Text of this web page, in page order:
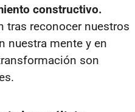
constructivo.
tras reconocer nuestros
nuestra mente y en
son